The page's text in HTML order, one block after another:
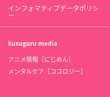
インフォマティブデータポリシ
ー
kusuguru media
アニメ情報［にじめん］
メンタルケア［ココロジー］